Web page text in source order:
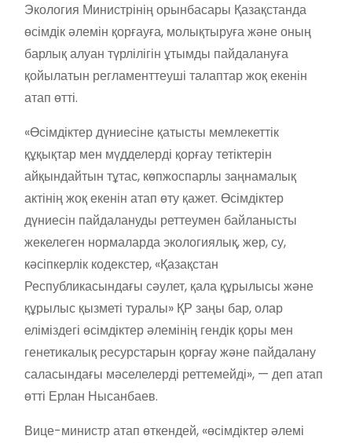
Экология Министрінің орынбасары Қазақстанда
өсімдік әлемін қорғауға, молықтыруға және оның
барлық алуан түрлілігін ұтымды пайдалануға
қойылатын регламенттеуші талаптар жоқ екенін
атап өтті.
«Өсімдіктер дүниесіне қатысты мемлекеттік
құқықтар мен мүдделерді қорғау тетіктерін
айқындайтын тұтас, көпжоспарлы заңнамалық
актінің жоқ екенін атап өту қажет. Өсімдіктер
дүниесін пайдалануды реттеумен байланысты
жекелеген нормаларда экологиялық, жер, су,
кәсіпкерлік кодекстер, «Қазақстан
Республикасындағы сәулет, қала құрылысы және
құрылыс қызметі туралы» ҚР заңы бар, олар
еліміздегі өсімдіктер әлемінің гендік қоры мен
генетикалық ресурстарын қорғау және пайдалану
саласындағы мәселелерді реттемейді», — деп атап
өтті Ерлан Нысанбаев.
Вице-министр атап өткендей, «өсімдіктер әлемі